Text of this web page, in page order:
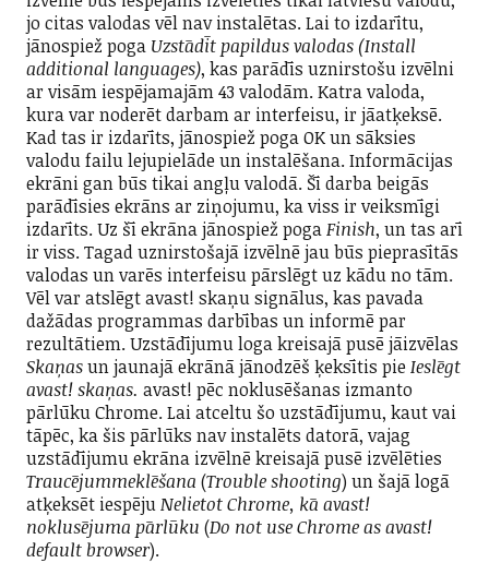
jo citas valodas vēl nav instalētas. Lai to izdarītu,
jānospiež poga Uzstādīt papildus valodas (Install
additional languages), kas parādīs uznirstošu izvēlni
ar visām iespējamajām 43 valodām. Katra valoda,
kura var noderēt darbam ar interfeisu, ir jāatķeksē.
Kad tas ir izdarīts, jānospiež poga OK un sāksies
valodu failu lejupielāde un instalēšana. Informācijas
ekrāni gan būs tikai angļu valodā. Šī darba beigās
parādīsies ekrāns ar ziņojumu, ka viss ir veiksmīgi
izdarīts. Uz šī ekrāna jānospiež pogaFinish, un tas arī
ir viss. Tagad uznirstošajā izvēlnē jau būs pieprasītās
valodas un varēs interfeisu pārslēgt uz kādu no tām.
Vēl var atslēgt avast! skaņu signālus, kas pavada
dažādas programmas darbības un informē par
rezultātiem. Uzstādījumu loga kreisajā pusē jāizvēlas
Skaņasun jaunajā ekrānā jānodzēš ķeksītis pieIeslēgt
avast! skaņas. avast! pēc noklusēšanas izmanto
pārlūku Chrome. Lai atceltu šo uzstādījumu, kaut vai
tāpēc, ka šis pārlūks nav instalēts datorā, vajag
uzstādījumu ekrāna izvēlnē kreisajā pusē izvēlēties
Traucējummeklēšana (Trouble shooting) un šajā logā
atķeksēt iespējuNelietot Chrome, kā avast!
noklusējuma pārlūku (Do not use Chrome as avast!
default browser).